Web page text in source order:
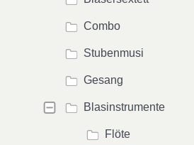
Combo
Stubenmusi
Gesang
Blasinstrumente
Flöte